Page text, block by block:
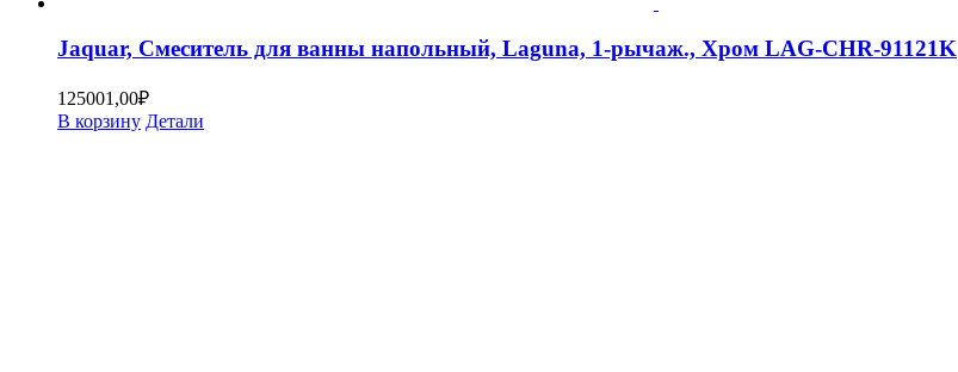
Jaquar, Смеситель для ванны напольный, Laguna, 1-рычаж., Хром LAG-CHR-91121K
125001,00₽
В корзину Детали